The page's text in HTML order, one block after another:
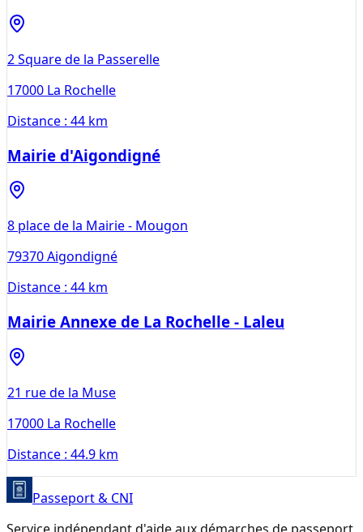
2 Square de la Passerelle
17000 La Rochelle
Distance : 44 km
Mairie d'Aigondigné
8 place de la Mairie - Mougon
79370Aigondigné
Distance : 44 km
Mairie Annexe de La Rochelle - Laleu
21 rue de la Muse
17000 La Rochelle
Distance : 44.9 km
Passeport & CNI